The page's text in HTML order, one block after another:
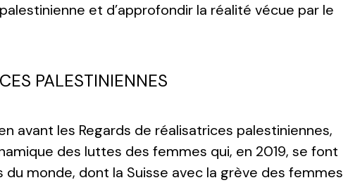
et d’approfondir la réalité vécue par le
PALESTINIENNES
avant les Regards de réalisatrices palestiniennes,
des luttes des femmes qui, en 2019, se font
monde, dont la Suisse avec la grève des femmes